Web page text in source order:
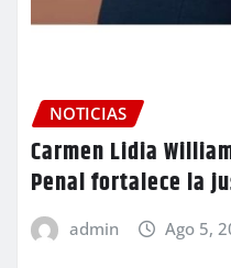
NOTICIAS
Carmen Lidia
Penal fortalece la
admin Ago 5,